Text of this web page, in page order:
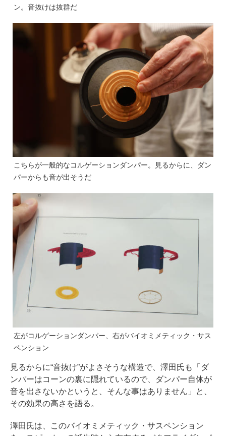
ン。音抜けは抜群だ
こちらが一般的なコルゲーションダンパー。見るからに、ダン
パーからも音が出そうだ
左がコルゲーションダンパー、右がバイオミメティック・サス
ペンション
見るからに“音抜け”がよさそうな構造で、澤田氏も「ダ
ンパーはコーンの裏に隠れているので、ダンパー自体が
音を出さないかというと、そんな事はありません」と、
その効果の高さを語る。
澤田氏は、このバイオミメティック・サスペンション